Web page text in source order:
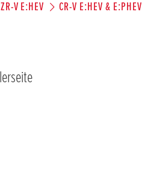
ZR-V E:HEV CR-V E:HEV & E:PHEV